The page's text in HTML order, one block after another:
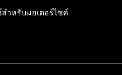
ำหรับมอเตอร์ไซค์